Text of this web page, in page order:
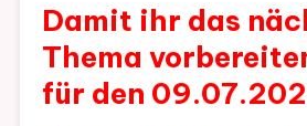
Damit ihr das
Thema
für den